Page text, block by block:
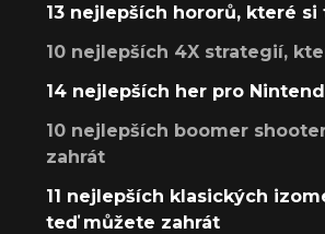
13 nejlepších hororů, které
10 nejlepších 4X strategií,
14 nejlepších her pro
10 nejlepších boomer
zahrát
11 nejlepších klasických
teď můžete zahrát